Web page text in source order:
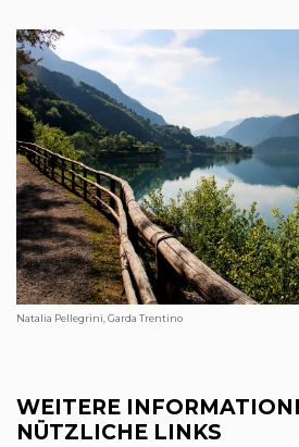
Natalia Pellegrini, Garda Trentino
WEITERE
NÜTZLICHE LINKS